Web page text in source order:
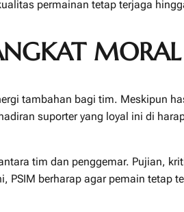
permainan tetap terjaga
tambahan bagi tim. Meskipun
suporter yang loyal ini di
tim dan penggemar. Pujian,
berharap agar pemain tetap